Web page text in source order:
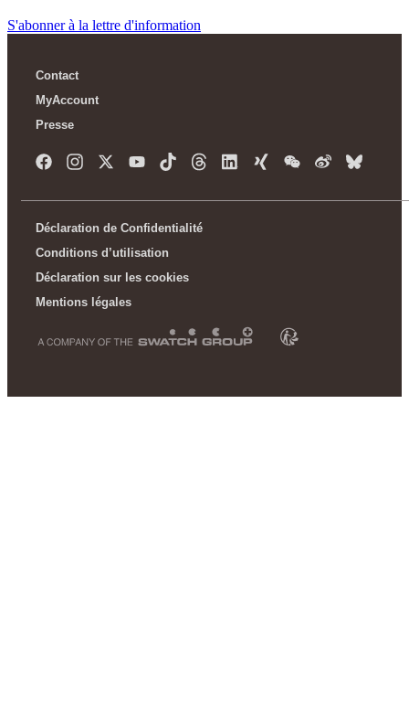
S'abonner à la lettre d'information
Contact
MyAccount
Presse
Déclaration de Confidentialité
Conditions d’utilisation
Déclaration sur les cookies
Mentions légales